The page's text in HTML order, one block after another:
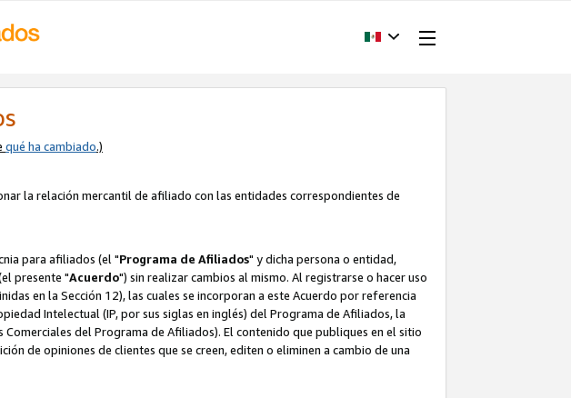
qué ha cambiado.)
la relación mercantil de afiliado con las entidades correspondientes de
para afiliados (el "Programa de Afiliados" y dicha persona o entidad,
presente "Acuerdo") sin realizar cambios al mismo. Al registrarse o hacer uso
en la Sección 12), las cuales se incorporan a este Acuerdo por referencia
Intelectual (IP, por sus siglas en inglés) del Programa de Afiliados, la
del Programa de Afiliados). El contenido que publiques en el sitio
de opiniones de clientes que se creen, editen o eliminen a cambio de una